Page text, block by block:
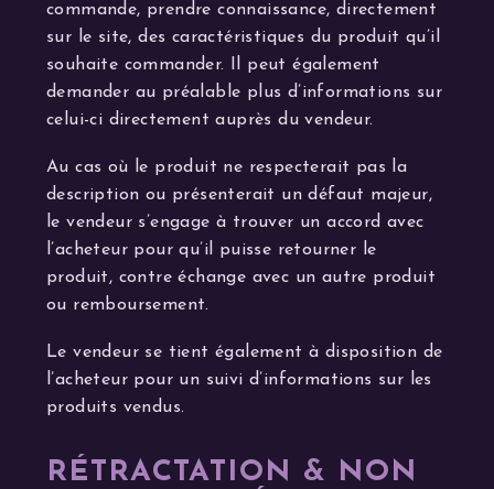
commande, prendre connaissance, directement
sur le site, des caractéristiques du produit qu’il
souhaite commander. Il peut également
demander au préalable plus d’informations sur
celui-ci directement auprès du vendeur.
Au cas où le produit ne respecterait pas la
description ou présenterait un défaut majeur,
le vendeur s’engage à trouver un accord avec
l’acheteur pour qu’il puisse retourner le
produit, contre échange avec un autre produit
ou remboursement.
Le vendeur se tient également à disposition de
l’acheteur pour un suivi d’informations sur les
produits vendus.
RÉTRACTATION & NON